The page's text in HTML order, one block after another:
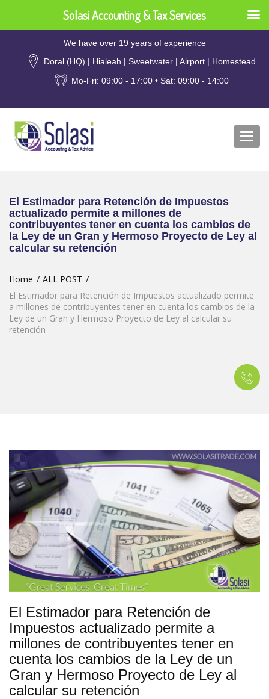
We have over 19 years of experience
Doral (HQ) | Hialeah | Sweetwater | Airport | Homestead
Mo-Fri: 09:00 - 17:00 • Sat: 09:00 - 14:00
El Estimador para Retención de Impuestos
actualizado permite a millones de
contribuyentes tener en cuenta los cambios de
la Ley de un Gran y Hermoso Proyecto de Ley al
calcular su retención
Home
ALL POST
El Estimador para Retención de Impuestos actualizado permite
a millones de contribuyentes tener en cuenta los cambios de la
Ley de un Gran y Hermoso Proyecto de Ley al calcular su
retención
El Estimador para Retención de
Impuestos actualizado permite a
millones de contribuyentes tener en
cuenta los cambios de la Ley de un
Gran y Hermoso Proyecto de Ley al
calcular su retención
Solasi Accounting & Tax Services